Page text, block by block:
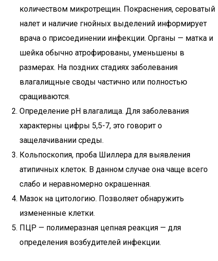
количеством микротрещин. Покраснения, сероватый
налет и наличие гнойных выделений информирует
врача о присоединении инфекции. Органы — матка и
шейка обычно атрофированы, уменьшены в
размерах. На поздних стадиях заболевания
влагалищные своды частично или полностью
сращиваются.
Определение рН влагалища. Для заболевания
характерны цифры 5,5-7, это говорит о
защелачивании среды.
Кольпоскопия, проба Шиллера для выявления
атипичных клеток. В данном случае она чаще всего
слабо и неравномерно окрашенная.
Мазок на цитологию. Позволяет обнаружить
измененные клетки.
ПЦР — полимеразная цепная реакция — для
определения возбудителей инфекции.